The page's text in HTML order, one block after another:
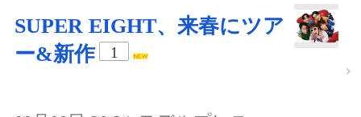
SUPER EIGHT、来春にツア
ー&新作
1